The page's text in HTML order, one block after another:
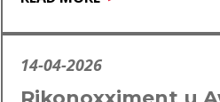
14-04-2026